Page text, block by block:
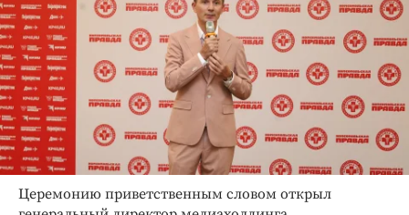
Церемонию приветственным словом открыл